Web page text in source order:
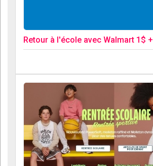
Retour à l'école avec Walmart 1$ +